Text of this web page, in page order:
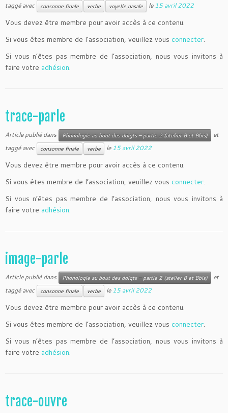
taggé avec
consonne finale verbe voyelle nasale le15 avril 2022
Vous devez être membre pour avoir accès à ce contenu.
Si vous êtes membre de l’association, veuillez vous connecter.
Si vous n’êtes pas membre de l’association, nous vous invitons à
faire votre adhésion.
trace-parle
Article publié dans Phonologie au bout des doigts – partie 2 (atelier B et Bbis)
et
taggé avec
consonne finale verbe le15 avril 2022
Vous devez être membre pour avoir accès à ce contenu.
Si vous êtes membre de l’association, veuillez vous connecter.
Si vous n’êtes pas membre de l’association, nous vous invitons à
faire votre adhésion.
image-parle
Article publié dans Phonologie au bout des doigts – partie 2 (atelier B et Bbis)
et
taggé avec
consonne finale verbe le15 avril 2022
Vous devez être membre pour avoir accès à ce contenu.
Si vous êtes membre de l’association, veuillez vous connecter.
Si vous n’êtes pas membre de l’association, nous vous invitons à
faire votre adhésion.
trace-ouvre